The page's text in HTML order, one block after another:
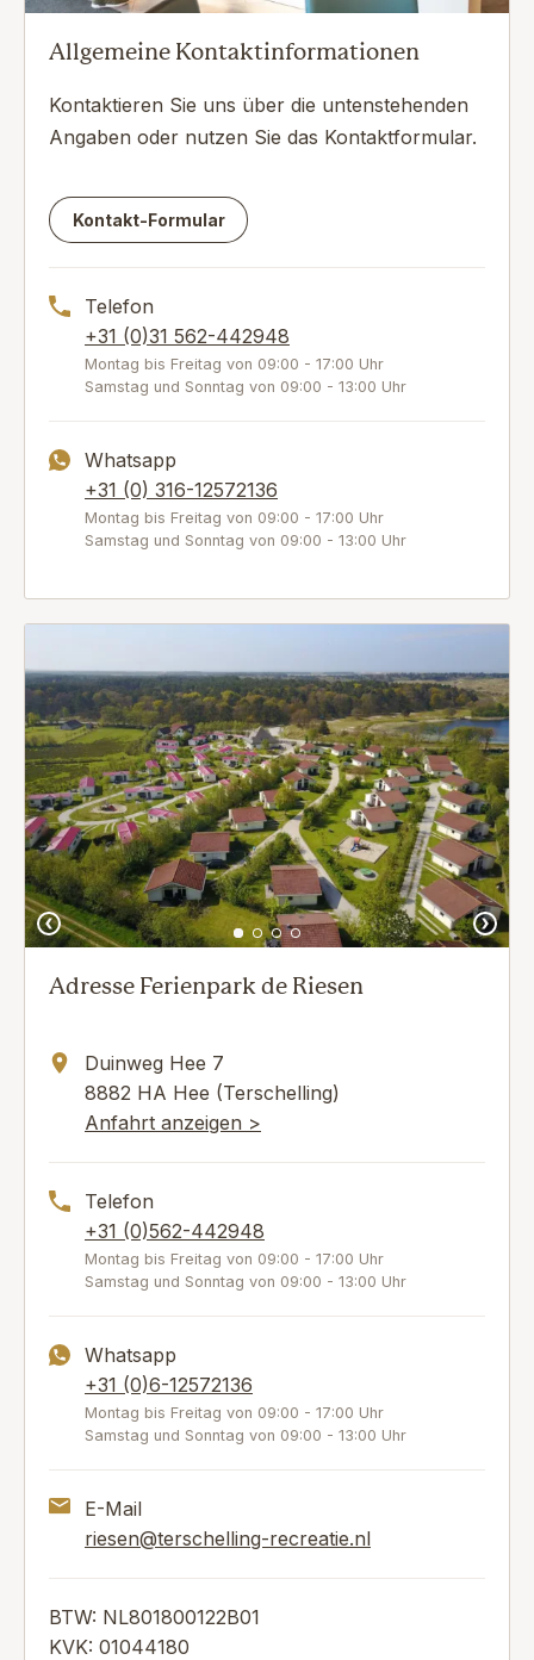
Allgemeine Kontaktinformationen
Kontaktieren Sie uns über die untenstehenden
Angaben oder nutzen Sie das Kontaktformular.
Kontakt-Formular
Telefon
+31 (0)31 562-442948
Montag bis Freitag von 09:00 - 17:00 Uhr
Samstag und Sonntag von 09:00 - 13:00 Uhr
Whatsapp
+31 (0) 316-12572136
Montag bis Freitag von 09:00 - 17:00 Uhr
Samstag und Sonntag von 09:00 - 13:00 Uhr
Adresse Ferienpark de Riesen
Duinweg Hee 7
8882 HA Hee (Terschelling)
Anfahrt anzeigen >
Telefon
+31 (0)562-442948
Montag bis Freitag von 09:00 - 17:00 Uhr
Samstag und Sonntag von 09:00 - 13:00 Uhr
Whatsapp
+31 (0)6-12572136
Montag bis Freitag von 09:00 - 17:00 Uhr
Samstag und Sonntag von 09:00 - 13:00 Uhr
E-Mail
riesen@terschelling-recreatie.nl
BTW: NL801800122B01
KVK: 01044180